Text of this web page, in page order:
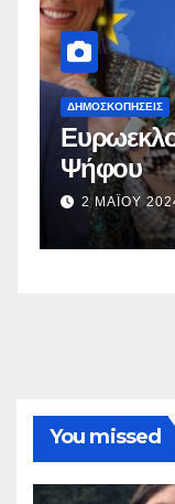
ΔΗΜΟΣΚΟΠΉΣΕΙΣ
Ψήφου
2 ΜΑΪ́ΟΥ
You missed